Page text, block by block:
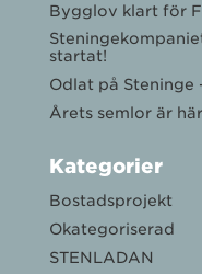
Bygglov klart för
startat!
Odlat på Steninge
Årets semlor är
Kategorier
Bostadsprojekt
Okategoriserad
STENLADAN